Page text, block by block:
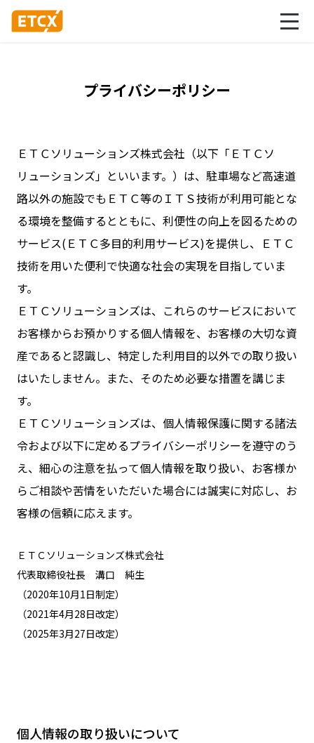
プライバシーポリシー
ＥＴＣソリューションズ株式会社（以下「ＥＴＣソ
リューションズ」といいます。）は、駐車場など高速道
路以外の施設でもＥＴＣ等のＩＴＳ技術が利用可能とな
る環境を整備するとともに、利便性の向上を図るための
サービス(ＥＴＣ多目的利用サービス)を提供し、ＥＴＣ
技術を用いた便利で快適な社会の実現を目指していま
す。
ＥＴＣソリューションズは、これらのサービスにおいて
お客様からお預かりする個人情報を、お客様の大切な資
産であると認識し、特定した利用目的以外での取り扱い
はいたしません。また、そのため必要な措置を講じま
す。
ＥＴＣソリューションズは、個人情報保護に関する諸法
令および以下に定めるプライバシーポリシーを遵守のう
え、細心の注意を払って個人情報を取り扱い、お客様か
らご相談や苦情をいただいた場合には誠実に対応し、お
客様の信頼に応えます。
ＥＴＣソリューションズ株式会社
代表取締役社長 溝口 純生
（2020年10月1日制定）
（2021年4月28日改定）
（2025年3月27日改定）
個人情報の取り扱いについて